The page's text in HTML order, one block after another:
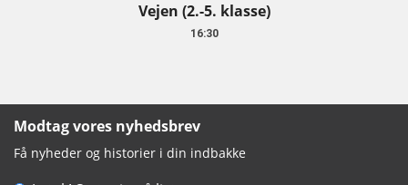
Vejen (2.-5. klasse)
16:30
Modtag vores nyhedsbrev
Få nyheder og historier i din indbakke